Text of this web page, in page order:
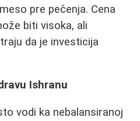
pre pečenja. Cena
biti visoka, ali
da je investicija
Ishranu
vodi ka nebalansiranoj